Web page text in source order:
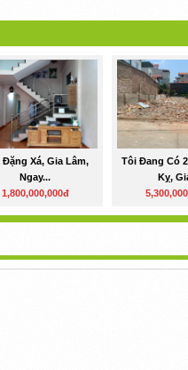
Đặng Xá, Gia Lâm,
Ngay...
1,800,000,000đ
Tôi Đang Có
Kỵ,